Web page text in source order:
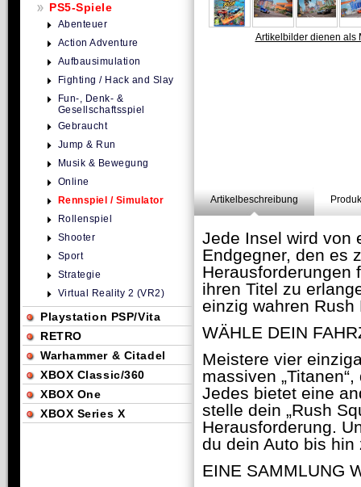
Artikelbilder dienen als
Artikelbeschreibung
Jede Insel wird von
Endgegner, den es
Herausforderungen
ihren Titel zu
einzig wahren Rush
WÄHLE DEIN
Meistere vier
massiven
Jedes bietet eine
stelle dein „Rush
Herausforderung.
du dein Auto bis
EINE SAMMLUNG
PS5-Spiele
Abenteuer
Action Adventure
Aufbausimulation
Fighting / Hack and Slay
Fun-, Denk- &
Gesellschaftsspiel
Gebraucht
Jump & Run
Musik & Bewegung
Online
Rennspiel / Simulator
Rollenspiel
Shooter
Sport
Strategie
Virtual Reality 2 (VR2)
Playstation PSP/Vita
RETRO
Warhammer & Citadel
XBOX Classic/360
XBOX One
XBOX Series X